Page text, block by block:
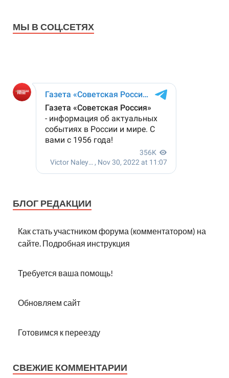
МЫ В СОЦ.СЕТЯХ
БЛОГ РЕДАКЦИИ
Как стать участником форума (комментатором) на
сайте. Подробная инструкция
Требуется ваша помощь!
Обновляем сайт
Готовимся к переезду
СВЕЖИЕ КОММЕНТАРИИ